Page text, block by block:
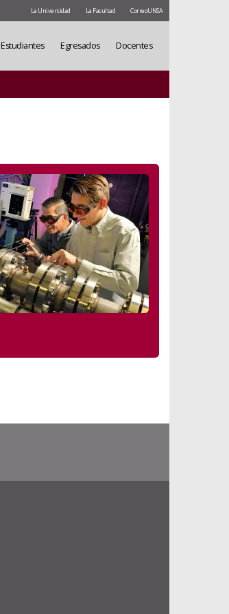
La Universidad La Facultad CorreoUNSA
Estudiantes Egresados Docentes